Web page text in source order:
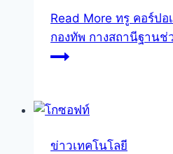
Read More ทรู คอร์ปอ
กองทัพ กางสถานีฐาน
ข่าวเทคโนโลยี